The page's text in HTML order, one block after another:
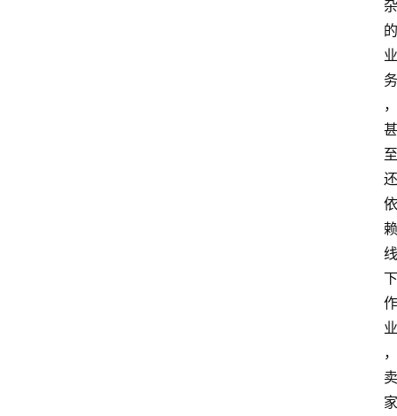
杂
的
业
务
，
甚
至
还
依
赖
线
下
作
业
，
卖
家